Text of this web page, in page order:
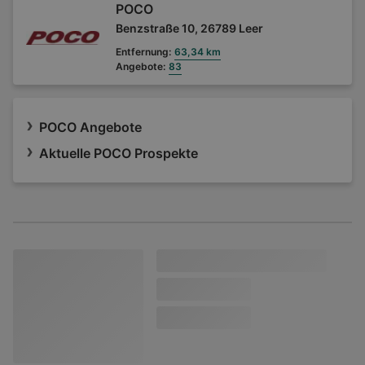
POCO
Benzstraße 10, 26789 Leer
Entfernung: 63,34 km
Angebote: 83
POCO Angebote
Aktuelle POCO Prospekte